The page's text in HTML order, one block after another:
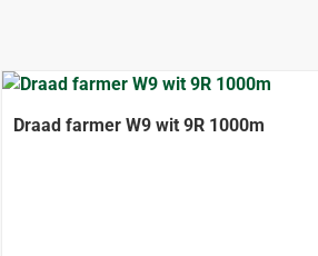
Draad farmer W9 wit 9R 1000m